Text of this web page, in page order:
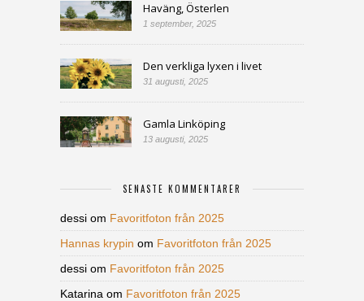
Haväng, Österlen
1 september, 2025
Den verkliga lyxen i livet
31 augusti, 2025
Gamla Linköping
13 augusti, 2025
SENASTE KOMMENTARER
dessi om Favoritfoton från 2025
Hannas krypin om Favoritfoton från 2025
dessi om Favoritfoton från 2025
Katarina om Favoritfoton från 2025